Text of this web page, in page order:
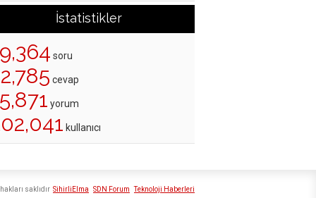
İstatistikler
soru
cevap
yorum
kullanıcı
SihirliElma SDN Forum Teknoloji Haberleri
saklıdır